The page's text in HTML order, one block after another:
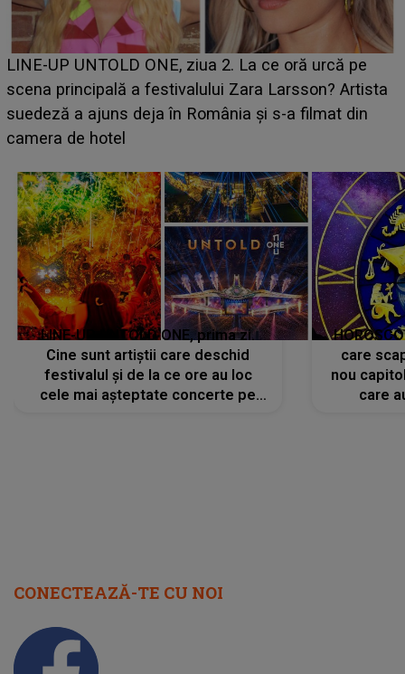
Ce a dezvăluit noua concurentă din "Casa Iubirii" l-a
luat prin surprindere pe Emanuel. CINE ESTE
BĂIATUL VIZAT de Alexandra?! Aflându-se în fața
faptului împlinit, A RECUNOSCUT IMEDIAT: "Am
LINE-UP UNTOLD ONE, prima zi.
Cine sunt artiștii care deschid
festivalul și de la ce ore au loc
cele mai așteptate concerte pe
care
nou
care
CONECTEAZĂ-TE CU NOI